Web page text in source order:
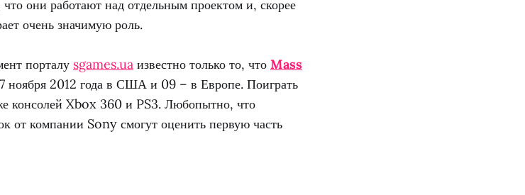
они работают над отдельным проектом и, скорее
очень значимую роль.
порталу sgames.ua известно только то, что Mass
ноября 2012 года в США и 09 – в Европе. Поиграть
консолей Xbox 360 и PS3. Любопытно, что
от компании Sony смогут оценить первую часть